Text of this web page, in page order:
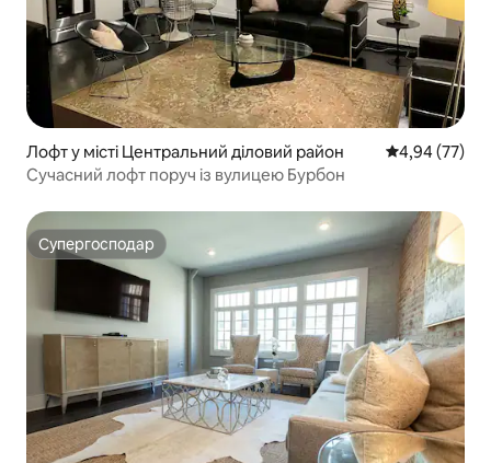
Лофт у місті Центральний діловий район Середня
4,94 (77)
Сучасний лофт поруч із вулицею Бурбон
Супергосподар
Супергосподар